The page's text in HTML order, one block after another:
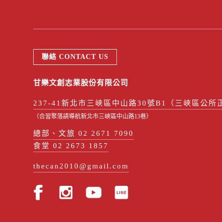
聯絡 CONTACT US
甘樂文創志業股份有限公司
237-41新北市三峽區中山路30號B1（三峽區公所
（合習聚落請導航新北市三峽區中山路13巷）
總部、文旅 02 2671 7090
食堂 02 2673 1857
thecan2010@gmail.com